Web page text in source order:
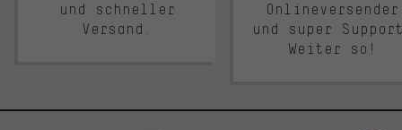
und schneller
Versand.
Onlineversender
und super
Weiter so!